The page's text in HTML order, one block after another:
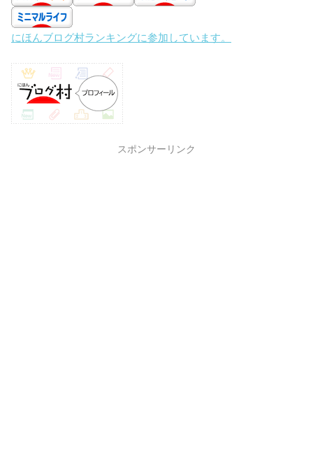
にほんブログ村ランキングに参加しています。
スポンサーリンク